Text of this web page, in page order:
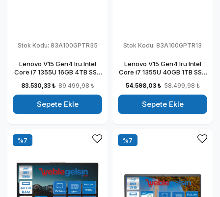
Stok Kodu: 83A100GPTR35
Lenovo V15 Gen4 Iru Intel
Core i7 1355U 16GB 4TB SSD
Taşınabilir Dizüstü Bilgisayar
883A100GPTR35
83.530,33 ₺ 89.499,98 ₺
Sepete Ekle
Stok Kodu: 83A100GPTR13
Lenovo V15 Gen4 Iru Intel
Core i7 1355U 40GB 1TB SSD
Taşınabilir Dizüstü Bilgisayar
883A100GPTR13
54.598,03 ₺ 58.499,98 ₺
Sepete Ekle
%7 %7